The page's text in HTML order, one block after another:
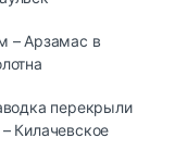
– Арзамас в
перекрыли
Килачевское